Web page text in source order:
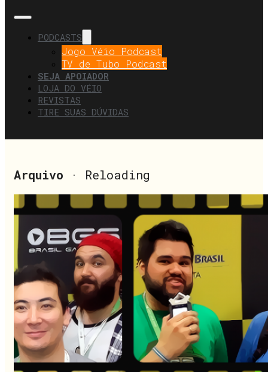
PODCASTS
Jogo Véio Podcast
TV de Tubo Podcast
SEJA APOIADOR
LOJA DO VÉIO
REVISTAS
TIRE SUAS DÚVIDAS
Arquivo · Reloading